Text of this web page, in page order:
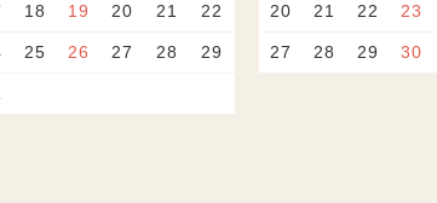
18 19 20 21 22
25 26 27 28 29
20 21 22 23
27 28 29 30